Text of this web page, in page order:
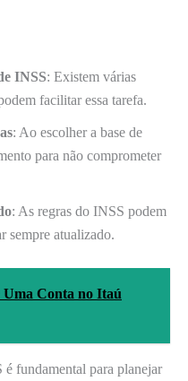
INSS: Existem várias
facilitar essa tarefa.
: Ao escolher a base de
para não comprometer
: As regras do INSS podem
sempre atualizado.
Conta no Itaú
fundamental para planejar